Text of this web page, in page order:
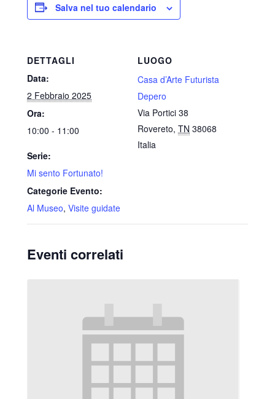
Salva nel tuo calendario
DETTAGLI
Data:
2 Febbraio 2025
Ora:
10:00 - 11:00
Serie:
Mi sento Fortunato!
Categorie Evento:
Al Museo, Visite guidate
LUOGO
Casa d’Arte Futurista
Depero
Via Portici 38
Rovereto, TN 38068
Italia
Eventi correlati